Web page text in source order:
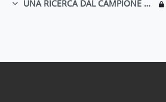
Minimizza UNA RICERCA DAL CAMPIONE ALLA PUBBLICAZIONE